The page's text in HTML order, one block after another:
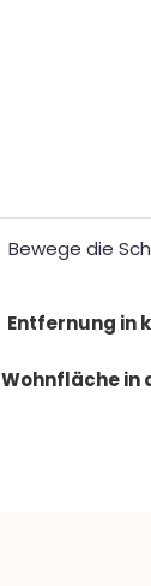
Bewege die
Entfernung in
Wohnfläche in